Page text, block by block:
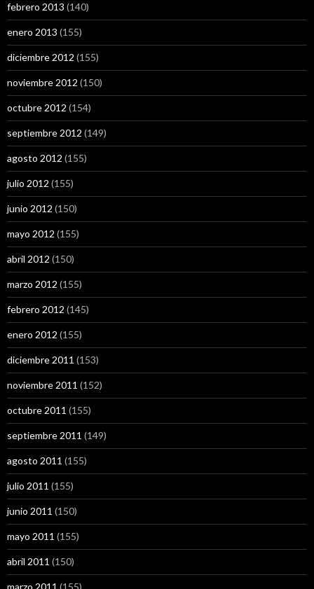
febrero 2013 (140)
enero 2013 (155)
diciembre 2012 (155)
noviembre 2012 (150)
octubre 2012 (154)
septiembre 2012 (149)
agosto 2012 (155)
julio 2012 (155)
junio 2012 (150)
mayo 2012 (155)
abril 2012 (150)
marzo 2012 (155)
febrero 2012 (145)
enero 2012 (155)
diciembre 2011 (153)
noviembre 2011 (152)
octubre 2011 (155)
septiembre 2011 (149)
agosto 2011 (155)
julio 2011 (155)
junio 2011 (150)
mayo 2011 (155)
abril 2011 (150)
marzo 2011 (155)